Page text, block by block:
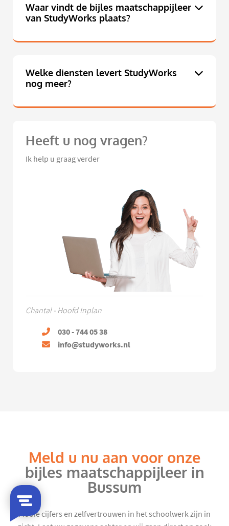
Waar vindt de bijles maatschappijleer
van StudyWorks plaats?
Welke diensten levert StudyWorks
nog meer?
Heeft u nog vragen?
Ik help u graag verder
Chantal - Hoofd Inplan
030 - 744 05 38
info@studyworks.nl
Meld u nu aan voor onze
bijles maatschappijleer in
Bussum
Mooie cijfers en zelfvertrouwen in het schoolwerk zijn in